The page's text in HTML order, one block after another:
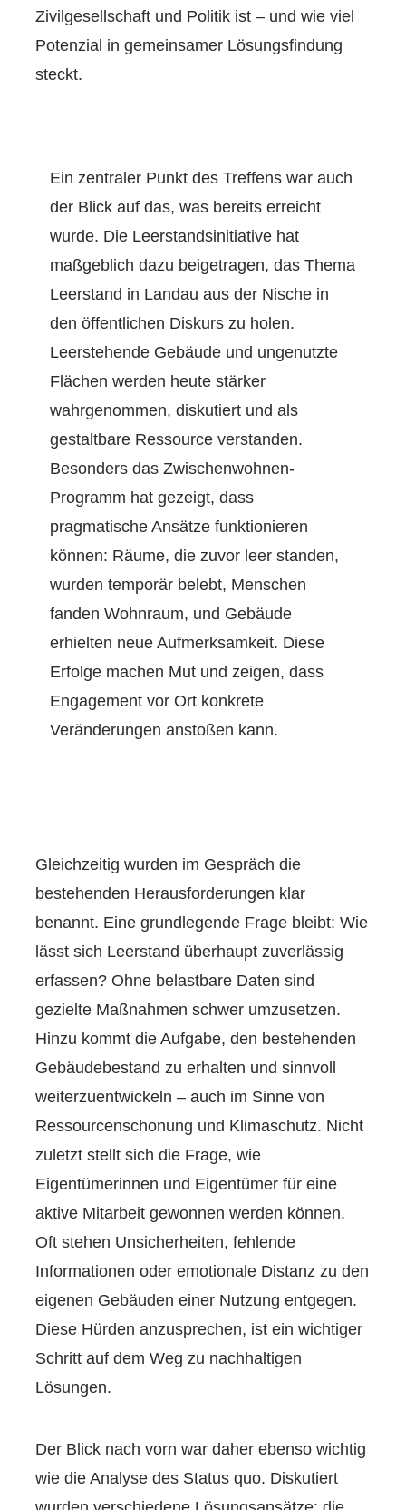
Zivilgesellschaft und Politik ist – und wie viel
Potenzial in gemeinsamer Lösungsfindung
steckt.
Ein zentraler Punkt des Treffens war auch
der Blick auf das, was bereits erreicht
wurde. Die Leerstandsinitiative hat
maßgeblich dazu beigetragen, das Thema
Leerstand in Landau aus der Nische in
den öffentlichen Diskurs zu holen.
Leerstehende Gebäude und ungenutzte
Flächen werden heute stärker
wahrgenommen, diskutiert und als
gestaltbare Ressource verstanden.
Besonders das Zwischenwohnen-
Programm hat gezeigt, dass
pragmatische Ansätze funktionieren
können: Räume, die zuvor leer standen,
wurden temporär belebt, Menschen
fanden Wohnraum, und Gebäude
erhielten neue Aufmerksamkeit. Diese
Erfolge machen Mut und zeigen, dass
Engagement vor Ort konkrete
Veränderungen anstoßen kann.
Gleichzeitig wurden im Gespräch die
bestehenden Herausforderungen klar
benannt. Eine grundlegende Frage bleibt: Wie
lässt sich Leerstand überhaupt zuverlässig
erfassen? Ohne belastbare Daten sind
gezielte Maßnahmen schwer umzusetzen.
Hinzu kommt die Aufgabe, den bestehenden
Gebäudebestand zu erhalten und sinnvoll
weiterzuentwickeln – auch im Sinne von
Ressourcenschonung und Klimaschutz. Nicht
zuletzt stellt sich die Frage, wie
Eigentümerinnen und Eigentümer für eine
aktive Mitarbeit gewonnen werden können.
Oft stehen Unsicherheiten, fehlende
Informationen oder emotionale Distanz zu den
eigenen Gebäuden einer Nutzung entgegen.
Diese Hürden anzusprechen, ist ein wichtiger
Schritt auf dem Weg zu nachhaltigen
Lösungen.
Der Blick nach vorn war daher ebenso wichtig
wie die Analyse des Status quo. Diskutiert